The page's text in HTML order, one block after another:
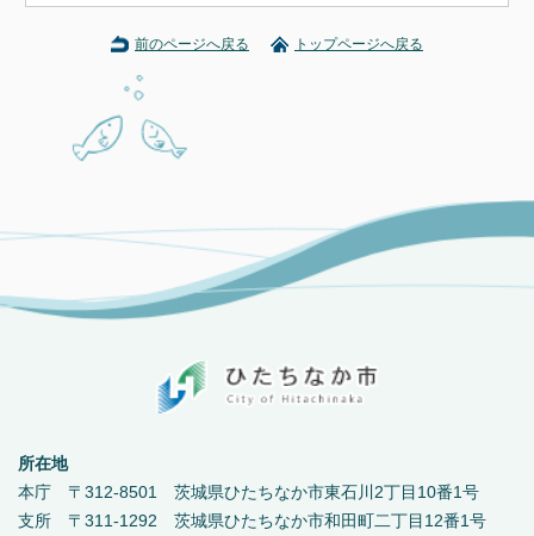
前のページへ戻る トップページへ戻る
所在地
本庁 〒312-8501 茨城県ひたちなか市東石川2丁目10番1号
支所 〒311-1292 茨城県ひたちなか市和田町二丁目12番1号